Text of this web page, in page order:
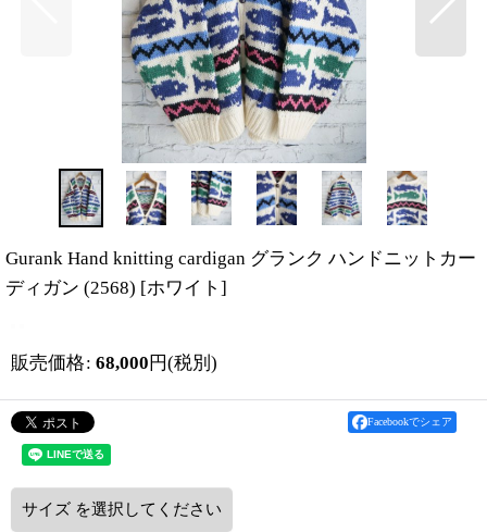
Gurank Hand knitting cardigan グランク ハンドニットカー
ディガン (2568) [ホワイト ]
販売価格: 68,000 円(税別)
Facebookでシェア
サイズ を選択してください